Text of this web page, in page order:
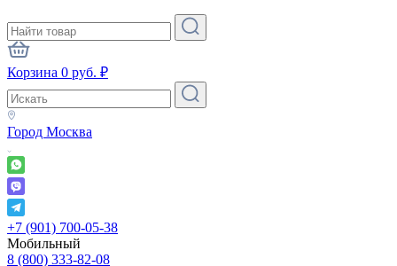
Корзина 0 руб. ₽
Город Москва
+7 (901) 700-05-38
Мобильный
8 (800) 333-82-08